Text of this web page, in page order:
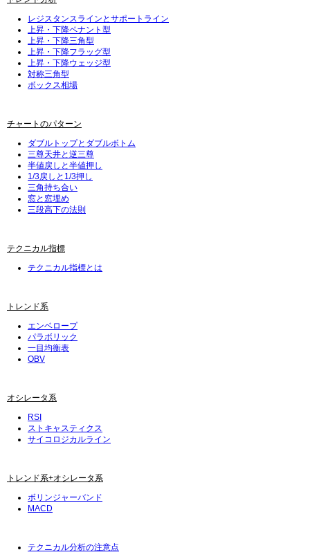
レジスタンスラインとサポートライン
上昇・下降ペナント型
上昇・下降三角型
上昇・下降フラッグ型
上昇・下降ウェッジ型
対称三角型
ボックス相場
チャートのパターン
ダブルトップとダブルボトム
三尊天井と逆三尊
半値戻しと半値押し
1/3戻しと1/3押し
三角持ち合い
窓と窓埋め
三段高下の法則
テクニカル指標
テクニカル指標とは
トレンド系
エンベロープ
パラボリック
一目均衡表
OBV
オシレータ系
RSI
ストキャスティクス
サイコロジカルライン
トレンド系+オシレータ系
ボリンジャーバンド
MACD
テクニカル分析の注意点